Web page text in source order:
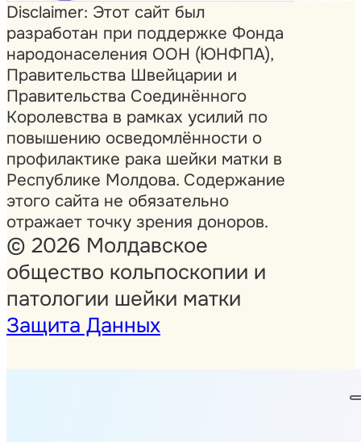
Disclaimer: Этот сайт был
разработан при поддержке Фонда
народонаселения ООН (ЮНФПА),
Правительства Швейцарии и
Правительства Соединённого
Королевства в рамках усилий по
повышению осведомлённости о
профилактике рака шейки матки в
Республике Молдова. Содержание
этого сайта не обязательно
отражает точку зрения доноров.
© 2026 Молдавское
общество кольпоскопии и
патологии шейки матки
Защита Данных